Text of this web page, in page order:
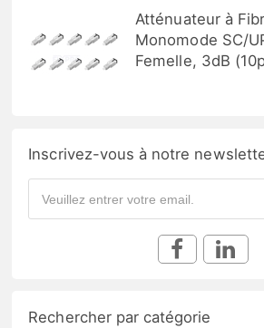
Atténuateur à
Monomode SC/
Femelle, 3dB
Inscrivez-vous à notre
Rechercher par catégorie